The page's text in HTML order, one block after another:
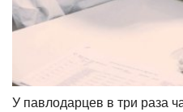
У павлодарцев в три раза